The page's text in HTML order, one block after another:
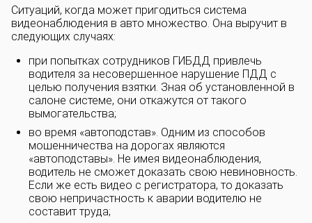
Ситуаций, когда может пригодиться система
видеонаблюдения в авто множество. Она выручит в
следующих случаях:
при попытках сотрудников ГИБДД привлечь
водителя за несовершенное нарушение ПДД с
целью получения взятки. Зная об установленной в
салоне системе, они откажутся от такого
вымогательства;
во время «автоподстав». Одним из способов
мошенничества на дорогах являются
«автоподставы». Не имея видеонаблюдения,
водитель не сможет доказать свою невиновность.
Если же есть видео с регистратора, то доказать
свою непричастность к аварии водителю не
составит труда;